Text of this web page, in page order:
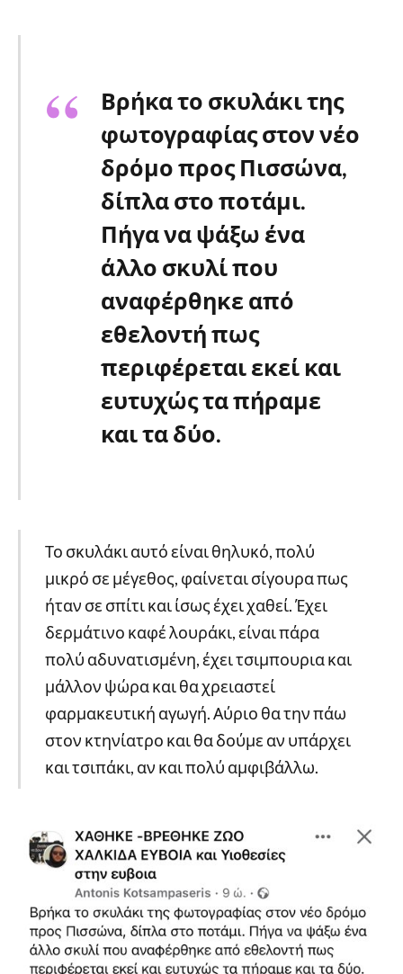
Βρήκα το σκυλάκι της
φωτογραφίας στον νέο
δρόμο προς Πισσώνα,
δίπλα στο ποτάμι.
Πήγα να ψάξω ένα
άλλο σκυλί που
αναφέρθηκε από
εθελοντή πως
περιφέρεται εκεί και
ευτυχώς τα πήραμε
και τα δύο.
Το σκυλάκι αυτό είναι θηλυκό, πολύ
μικρό σε μέγεθος, φαίνεται σίγουρα πως
ήταν σε σπίτι και ίσως έχει χαθεί. Έχει
δερμάτινο καφέ λουράκι, είναι πάρα
πολύ αδυνατισμένη, έχει τσιμπουρια και
μάλλον ψώρα και θα χρειαστεί
φαρμακευτική αγωγή. Αύριο θα την πάω
στον κτηνίατρο και θα δούμε αν υπάρχει
και τσιπάκι, αν και πολύ αμφιβάλλω.